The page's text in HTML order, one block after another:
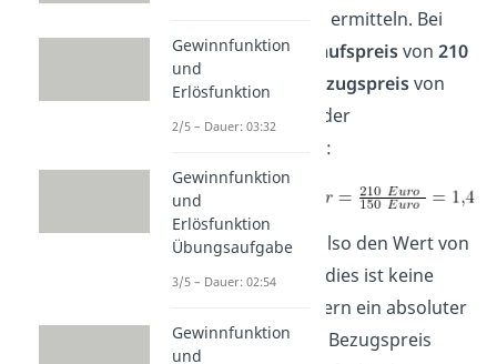
Kalkulationsfaktor ermitteln. Bei
einemListenverkaufspreisvon 210
Euround einen Bezugspreisvon
150 Euro
, beträgt der
Kalkulationsfaktor:
Unser Faktor hat also den Wert von
1,4. Erinnere dich, dies ist keine
Prozentzahl, sondern ein absoluter
Wert. Auf unseren Bezugspreis
Gewinnfunktion
und
Erlösfunktion
2/5 – Dauer: 03:32
Gewinnfunktion
und
Erlösfunktion
Übungsaufgabe
3/5 – Dauer: 02:54
Gewinnfunktion
und